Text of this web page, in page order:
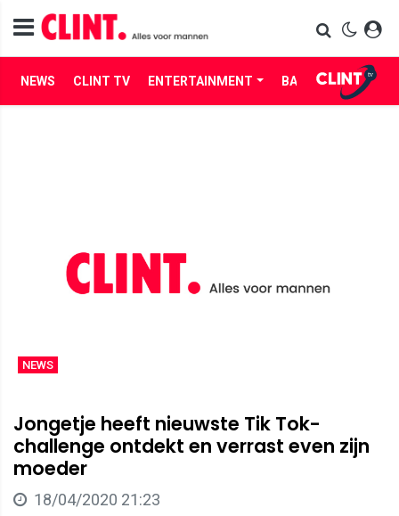
NEWS CLINT TV ENTERTAINMENT BABES LIFE
NEWS
Jongetje heeft nieuwste Tik Tok-
challenge ontdekt en verrast even zijn
moeder
18/04/2020 21:23